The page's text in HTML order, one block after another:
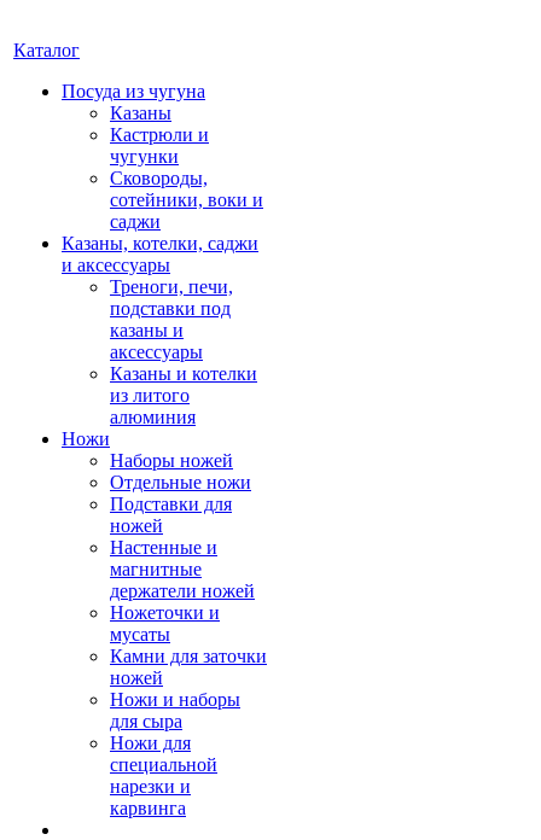
Каталог
Посуда из чугуна
Казаны
Кастрюли и
чугунки
Сковороды,
сотейники, воки и
саджи
Казаны, котелки, саджи
и аксессуары
Треноги, печи,
подставки под
казаны и
аксессуары
Казаны и котелки
из литого
алюминия
Ножи
Наборы ножей
Отдельные ножи
Подставки для
ножей
Настенные и
магнитные
держатели ножей
Ножеточки и
мусаты
Камни для заточки
ножей
Ножи и наборы
для сыра
Ножи для
специальной
нарезки и
карвинга